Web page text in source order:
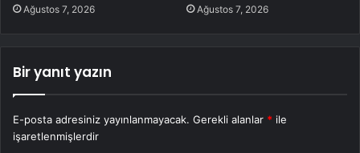
Ağustos 7, 2026 Ağustos 7, 2026
Bir yanıt yazın
E-posta adresiniz yayınlanmayacak. Gerekli alanlar * ile
işaretlenmişlerdir